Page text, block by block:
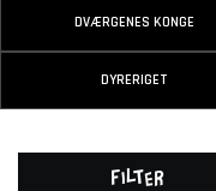
DVÆRGENES KONGE
DYRERIGET
Filter